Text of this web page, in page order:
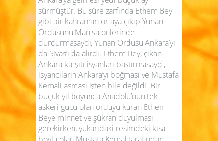
sürmüştür. Bu süre zarfında Ethem Bey
gibi bir kahraman ortaya çıkıp Yunan
Ordusunu Manisa önlerinde
durdurmasaydı, Yunan Ordusu Ankara’yı
da Sivas’ı da alırdı. Ethem Bey, çıkan
Ankara karşıtı isyanları bastırmasaydı,
isyancıların Ankara’yı boğması ve Mustafa
Kemali asması işten bile değildi. Bir
buçuk yıl boyunca Anadolu’nun tek
askeri gücü olan orduyu kuran Ethem
Beye minnet ve şükran duyulması
gerekirken, yukarıdaki resimdeki kısa